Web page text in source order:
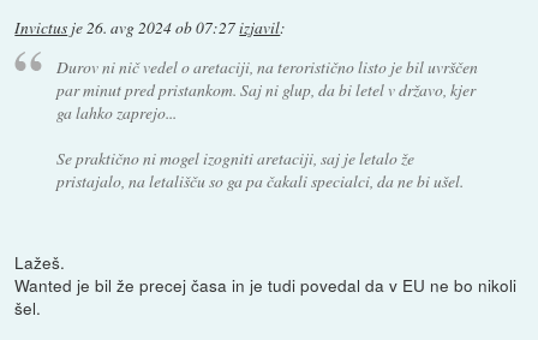
Invictus je 26. avg 2024 ob 07:27izjavil:
Durov ni nič vedel o aretaciji, na teroristično listo je bil uvrščen
par minut pred pristankom. Saj ni glup, da bi letel v državo, kjer
ga lahko zaprejo...
Se praktično ni mogel izogniti aretaciji, saj je letalo že
pristajalo, na letališču so ga pa čakali specialci, da ne bi ušel.
Lažeš.
Wanted je bil že precej časa in je tudi povedal da v EU ne bo nikoli
šel.